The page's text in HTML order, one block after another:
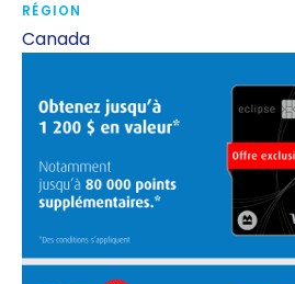
RÉGION
Canada